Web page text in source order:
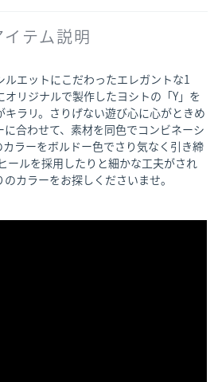
イテム説明
エットにこだわったエレガントな1
リジナルで製作したヨシトの「Y」を
ラリ。さりげない遊び心に心がときめ
合わせて、素材を同色でコンビネーシ
カラーをボルドー色でさり気なく引き締
ールを採用したりと細かな工夫がされ
カラーをお探しくださいませ。